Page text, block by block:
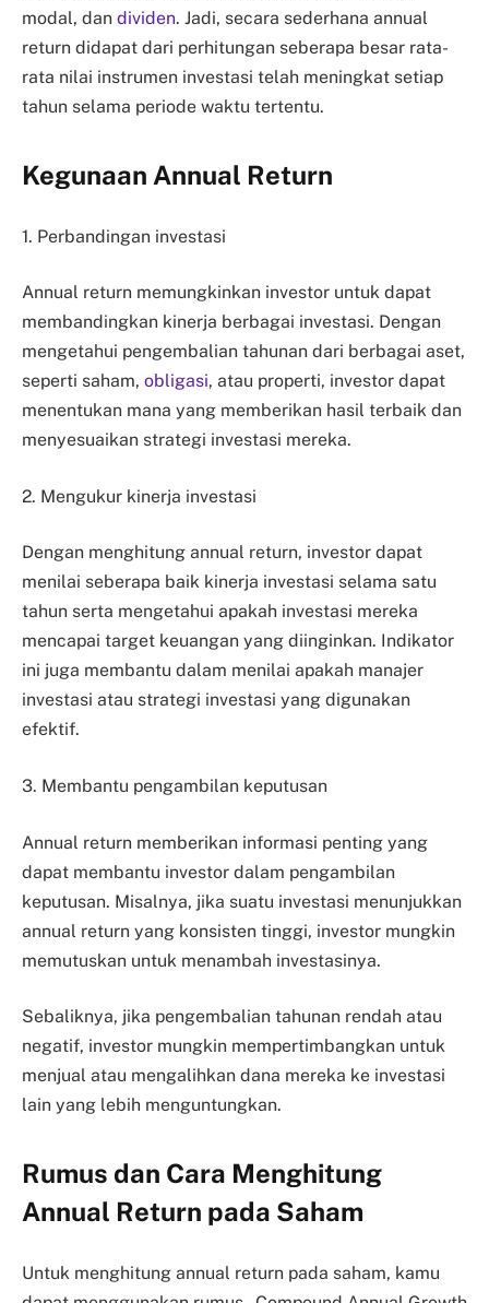
modal, dan dividen. Jadi, secara sederhana annual
return didapat dari perhitungan seberapa besar rata-
rata nilai instrumen investasi telah meningkat setiap
tahun selama periode waktu tertentu.
Kegunaan Annual Return
1. Perbandingan investasi
Annual return memungkinkan investor untuk dapat
membandingkan kinerja berbagai investasi. Dengan
mengetahui pengembalian tahunan dari berbagai aset,
seperti saham, obligasi, atau properti, investor dapat
menentukan mana yang memberikan hasil terbaik dan
menyesuaikan strategi investasi mereka.
2. Mengukur kinerja investasi
Dengan menghitung annual return, investor dapat
menilai seberapa baik kinerja investasi selama satu
tahun serta mengetahui apakah investasi mereka
mencapai target keuangan yang diinginkan. Indikator
ini juga membantu dalam menilai apakah manajer
investasi atau strategi investasi yang digunakan
efektif.
3. Membantu pengambilan keputusan
Annual return memberikan informasi penting yang
dapat membantu investor dalam pengambilan
keputusan. Misalnya, jika suatu investasi menunjukkan
annual return yang konsisten tinggi, investor mungkin
memutuskan untuk menambah investasinya.
Sebaliknya, jika pengembalian tahunan rendah atau
negatif, investor mungkin mempertimbangkan untuk
menjual atau mengalihkan dana mereka ke investasi
lain yang lebih menguntungkan.
Rumus dan Cara Menghitung
Annual Return pada Saham
Untuk menghitung annual return pada saham, kamu